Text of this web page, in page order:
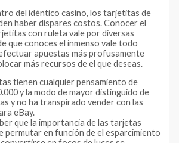
del idéntico casino, los tarjetitas de
haber dispares costos. Conocer el
con ruleta vale por diversas
que conoces el inmenso vale todo
apuestas más profusamente
más recursos de el que deseas.
tienen cualquier pensamiento de
y la modo de mayor distinguido de
y no ha transpirado vender con las
eBay.
que la importancia de las tarjetas
permutar en función de el esparcimiento